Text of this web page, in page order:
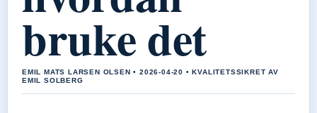
bruke det
EMIL MATS LARSEN OLSEN • 2026-04-20 • KVALITETSSIKRET AV
EMIL SOLBERG